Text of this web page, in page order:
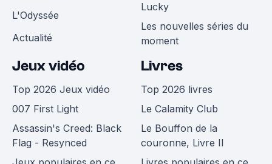
L'Odyssée
Actualité
Lucky
Les nouvelles séries du
moment
Jeux vidéo
Top 2026 Jeux vidéo
007 First Light
Assassin's Creed: Black
Flag - Resynced
Livres
Top 2026 livres
Le Calamity Club
Le Bouffon de la
couronne, Livre II